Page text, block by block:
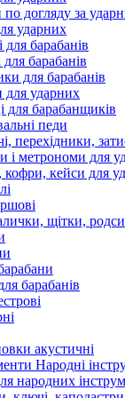
по догляду за
ударних
для барабанів
барабанів
для барабанів
для ударних
для барабанщиків
педи
перехідники,
і метрономи для
кофри, кейси для
щітки, родси
барабанів
акустичні
Народні
народних